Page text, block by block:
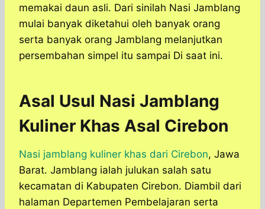
memakai daun asli. Dari sinilah Nasi Jamblang
mulai banyak diketahui oleh banyak orang
serta banyak orang Jamblang melanjutkan
persembahan simpel itu sampai Di saat ini.
Asal Usul Nasi Jamblang
Kuliner Khas Asal Cirebon
Nasi jamblang kuliner khas dari Cirebon, Jawa
Barat. Jamblang ialah julukan salah satu
kecamatan di Kabupaten Cirebon. Diambil dari
halaman Departemen Pembelajaran serta